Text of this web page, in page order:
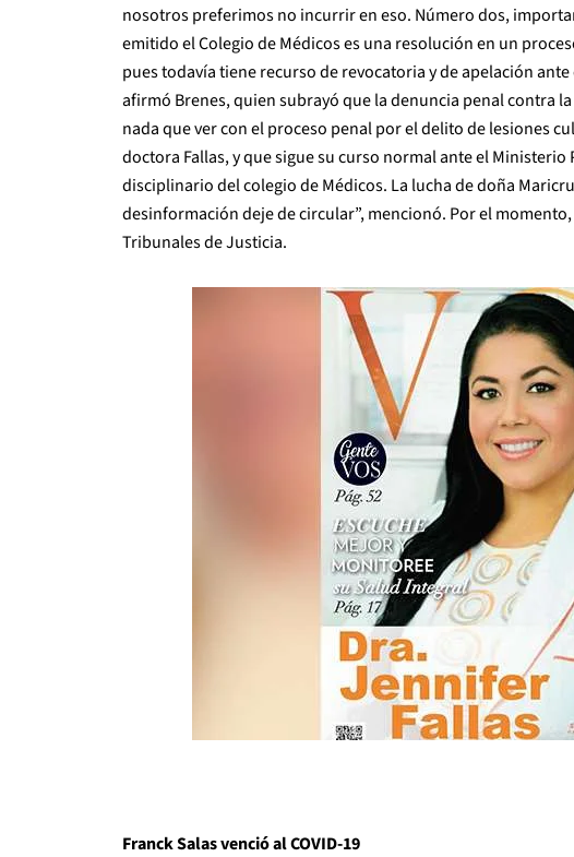
nosotros preferimos no incurrir en eso. Número dos,
emitido el Colegio de Médicos es una resolución en un
pues todavía tiene recurso de revocatoria y de apelación
afirmó Brenes, quien subrayó que la denuncia penal contra
nada que ver con el proceso penal por el delito de lesiones
doctora Fallas, y que sigue su curso normal ante el
disciplinario del colegio de Médicos. La lucha de doña
desinformación deje de circular”, mencionó. Por el
Tribunales de Justicia.
Franck Salas venció al COVID-19